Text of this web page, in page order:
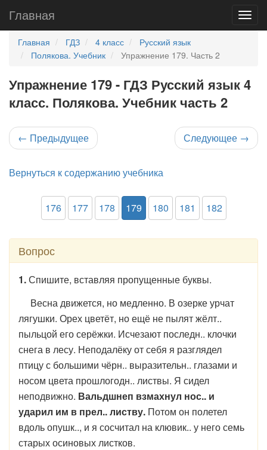
Главная
Главная ГДЗ 4 класс
Русский язык
Полякова. Учебник
Упражнение 179. Часть 2
Упражнение 179 - ГДЗ Русский язык 4
класс. Полякова. Учебник часть 2
← Предыдущее Следующее →
Вернуться к содержанию учебника
176 177 178 179 180 181 182
Вопрос
1.Спишите, вставляя пропущенные буквы.
Весна движется, но медленно. В озерке урчат
лягушки. Орех цветёт, но ещё не пылят жёлт..
пыльцой его серёжки. Исчезают последн.. клочки
снега в лесу. Неподалёку от себя я разглядел
птицу с большими чёрн.. выразительн.. глазами и
носом цвета прошлогодн.. листвы. Я сидел
неподвижно. Вальдшнеп взмахнул нос.. и
ударил им в прел.. листву. Потом он полетел
вдоль опушк.., и я сосчитал на клювик.. у него семь
старых осиновых листков.